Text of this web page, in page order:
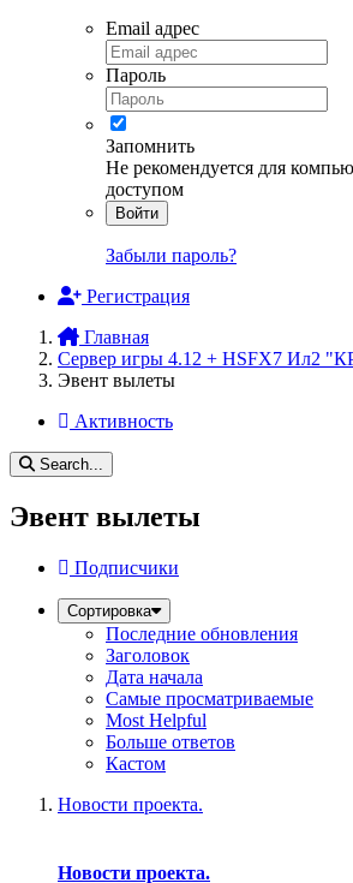
Email адрес
Пароль
Запомнить
Не рекомендуется для
доступом
Войти
Забыли пароль?
Регистрация
Главная
Сервер игры 4.12 + HSFX7 Ил2
Эвент вылеты
Активность
Search...
Эвент вылеты
Подписчики
Сортировка
Последние обновления
Заголовок
Дата начала
Самые просматриваемые
Most Helpful
Больше ответов
Кастом
Новости проекта.
Новости проекта.